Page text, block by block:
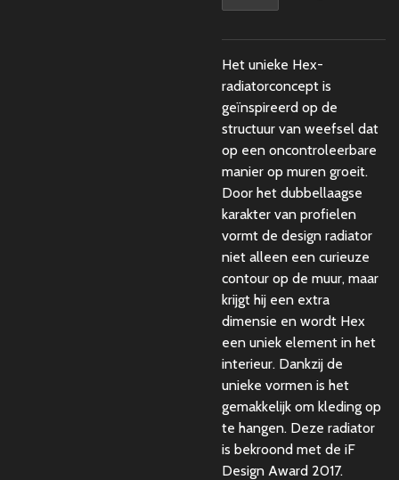
Het unieke Hex-
radiatorconcept is
geïnspireerd op de
structuur van weefsel dat
op een oncontroleerbare
manier op muren groeit.
Door het dubbellaagse
karakter van profielen
vormt de design radiator
niet alleen een curieuze
contour op de muur, maar
krijgt hij een extra
dimensie en wordt Hex
een uniek element in het
interieur. Dankzij de
unieke vormen is het
gemakkelijk om kleding op
te hangen. Deze radiator
is bekroond met de iF
Design Award 2017.